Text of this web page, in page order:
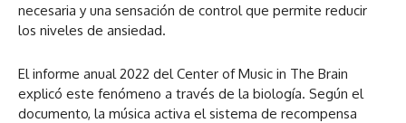
necesaria y una sensación de control que permite reducir
los niveles de ansiedad.
El informe anual 2022 del Center of Music in The Brain
explicó este fenómeno a través de la biología. Según el
documento, la música activa el sistema de recompensa